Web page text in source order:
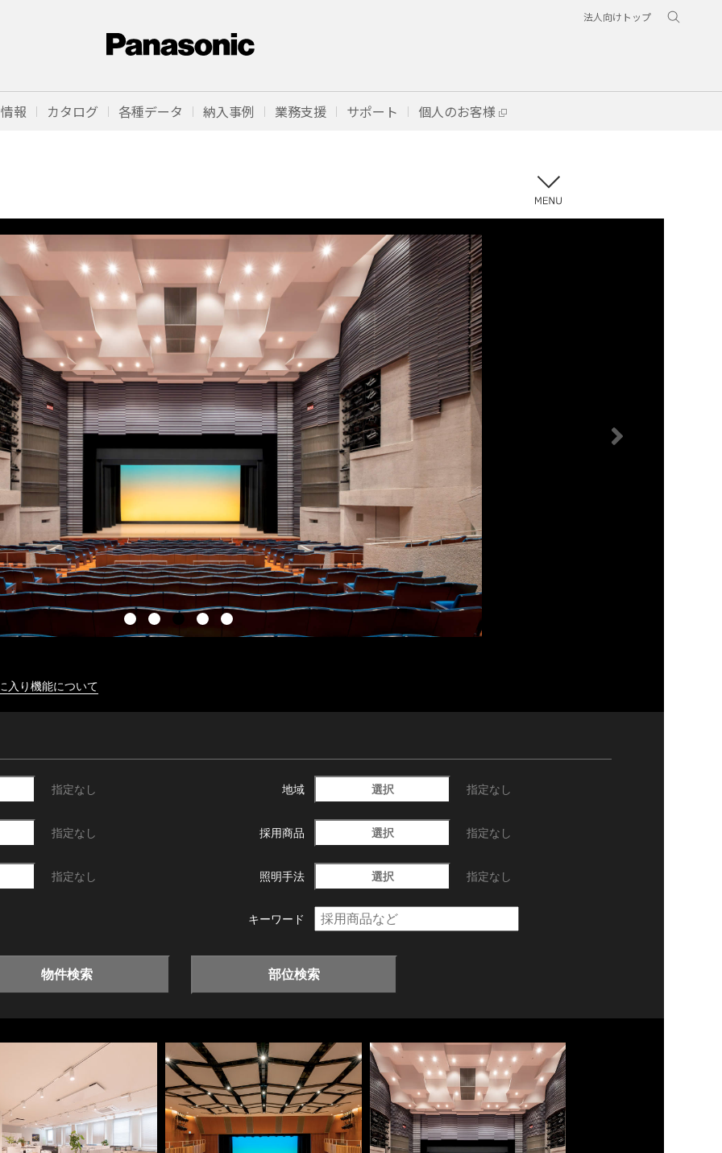
法人向けトップ
報 カタログ 各種データ 納入事例 業務支援 サポート 個人のお客様
入り機能について
指定なし 地域 選択 指定なし
指定なし 採用商品 選択 指定なし
指定なし 照明手法 選択 指定なし
キーワード
物件検索 部位検索